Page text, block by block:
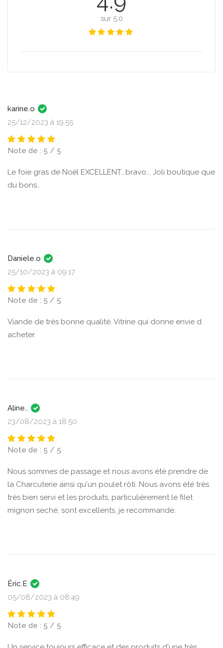
sur 5.0
karine.o
25/12/2023 à 19:55
Note de : 5 / 5
Le foie gras de Noël EXCELLENT...bravo... Joli boutique que
du bons..
Daniele.o
25/10/2023 à 09:17
Note de : 5 / 5
Viande de très bonne qualité. Vitrine qui donne envie d
acheter.
Aline..
23/08/2023 à 18:50
Note de : 5 / 5
Nous sommes de passage et nous avons été prendre de
la Charcuterie ainsi qu'un poulet rôti. Nous avons été très
très bien servi et les produits, particulièrement le filet
mignon seché, sont excellents, je recommande.
Éric.E
05/08/2023 à 08:49
Note de : 5 / 5